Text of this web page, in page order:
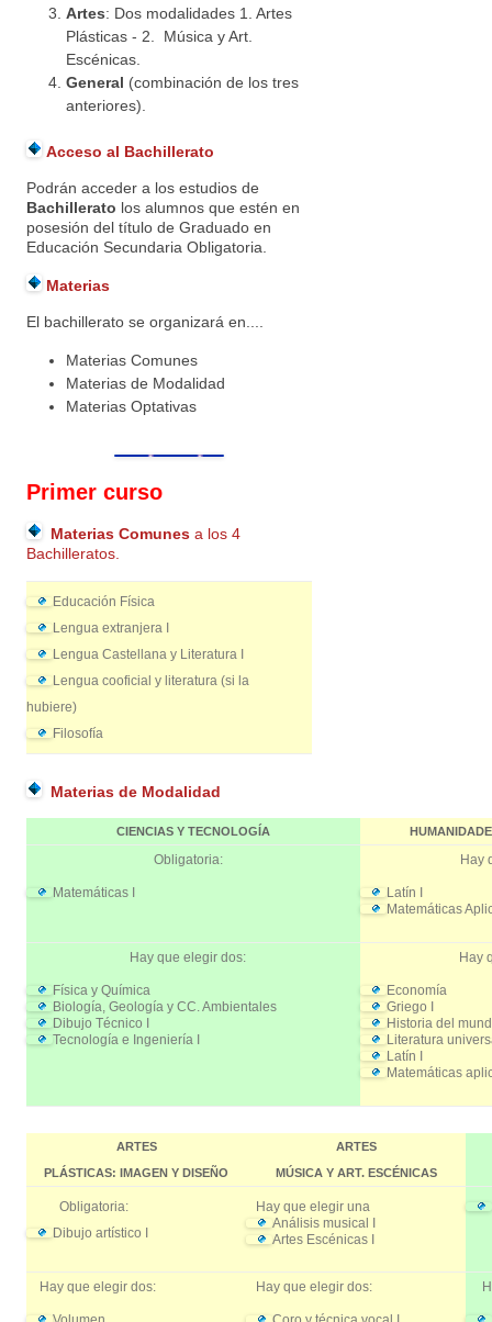
Artes: Dos modalidades 1. Artes
Plásticas - 2. Música y Art.
Escénicas.
General (combinación de los tres
anteriores).
Acceso al Bachillerato
Podrán acceder a los estudios de
Bachillerato los alumnos que estén en
posesión del título de Graduado en
Educación Secundaria Obligatoria.
Materias
El bachillerato se organizará en....
Materias Comunes
Materias de Modalidad
Materias Optativas
Primer curso
Materias Comunes a los 4
Bachilleratos.
Educación Física
Lengua extranjera I
Lengua Castellana y Literatura I
Lengua cooficial y literatura (si la
hubiere)
Filosofía
Materias de Modalidad
CIENCIAS Y TECNOLOGÍA
Obligatoria:
Matemáticas I
Hay
Latín I
Matemáticas
Hay que elegir dos:
Física y Química
Biología, Geología y CC. Ambientales
Dibujo Técnico I
Tecnología e Ingeniería I
Hay
Economía
Griego I
Historia del
Literatura
Latín I
Matemáticas
ARTES
PLÁSTICAS: IMAGEN Y DISEÑO
ARTES
MÚSICA Y ART. ESCÉNICAS
Obligatoria:
Dibujo artístico I
Hay que elegir una
Análisis musical I
Artes Escénicas I
Hay que elegir dos: Hay que elegir dos: